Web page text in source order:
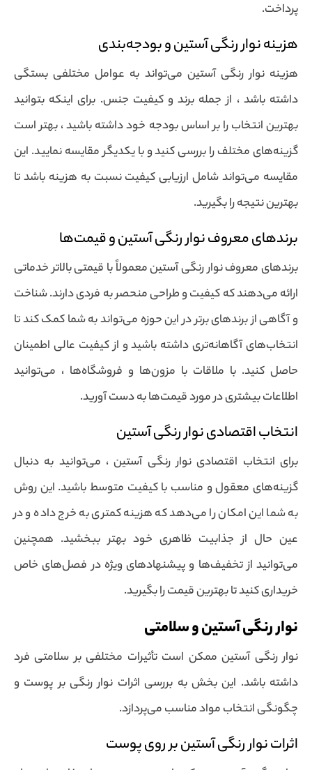
پرداخت.
هزینه نوار رنگی آستین و بودجه‌بندی
هزینه نوار رنگی آستین می‌تواند به عوامل مختلفی بستگی
داشته باشد ، از جمله برند و کیفیت جنس. برای اینکه بتوانید
بهترین انتخاب را بر اساس بودجه خود داشته باشید ، بهتر است
گزینه‌های مختلف را بررسی کنید و با یکدیگر مقایسه نمایید. این
مقایسه می‌تواند شامل ارزیابی کیفیت نسبت به هزینه باشد تا
بهترین نتیجه را بگیرید.
برندهای معروف نوار رنگی آستین و قیمت‌ها
برندهای معروف نوار رنگی آستین معمولاً با قیمتی بالاتر خدماتی
ارائه می‌دهند که کیفیت و طراحی منحصر به فردی دارند. شناخت
و آگاهی از برندهای برتر در این حوزه می‌تواند به شما کمک کند تا
انتخاب‌های آگاهانه‌تری داشته باشید و از کیفیت عالی اطمینان
حاصل کنید. با ملاقات با مزون‌ها و فروشگاه‌ها ، می‌توانید
اطلاعات بیشتری در مورد قیمت‌ها به دست آورید.
انتخاب اقتصادی نوار رنگی آستین
برای انتخاب اقتصادی نوار رنگی آستین ، می‌توانید به دنبال
گزینه‌های معقول و مناسب با کیفیت متوسط باشید. این روش
به شما این امکان را می‌دهد که هزینه کمتری به خرج داده و در
عین حال از جذابیت ظاهری خود بهتر ببخشید. همچنین
می‌توانید از تخفیف‌ها و پیشنهادهای ویژه در فصل‌های خاص
خریداری کنید تا بهترین قیمت را بگیرید.
نوار رنگی آستین و سلامتی
نوار رنگی آستین ممکن است تأثیرات مختلفی بر سلامتی فرد
داشته باشد. این بخش به بررسی اثرات نوار رنگی بر پوست و
چگونگی انتخاب مواد مناسب می‌پردازد.
اثرات نوار رنگی آستین بر روی پوست